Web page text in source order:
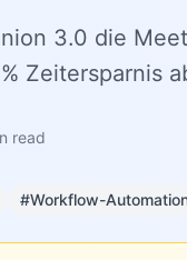
3.0 die
Zeitersparnis
read
#Workflow-